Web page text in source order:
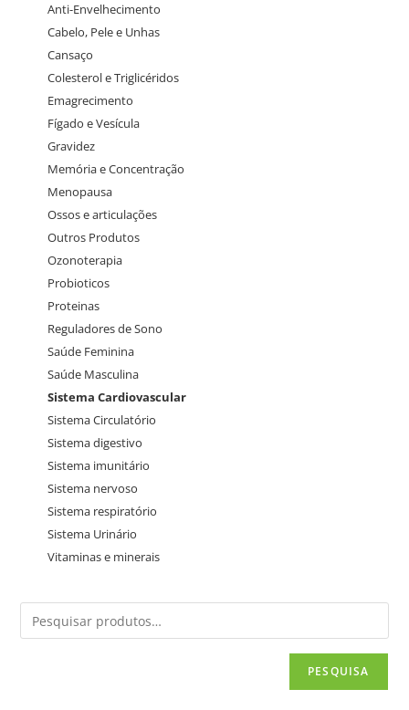
Anti-Envelhecimento
Cabelo, Pele e Unhas
Cansaço
Colesterol e Triglicéridos
Emagrecimento
Fígado e Vesícula
Gravidez
Memória e Concentração
Menopausa
Ossos e articulações
Outros Produtos
Ozonoterapia
Probioticos
Proteinas
Reguladores de Sono
Saúde Feminina
Saúde Masculina
Sistema Cardiovascular
Sistema Circulatório
Sistema digestivo
Sistema imunitário
Sistema nervoso
Sistema respiratório
Sistema Urinário
Vitaminas e minerais
PESQUISA